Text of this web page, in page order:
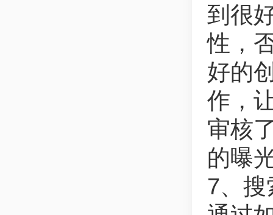
到很
性，
好的
作，
审核
的曝
7、